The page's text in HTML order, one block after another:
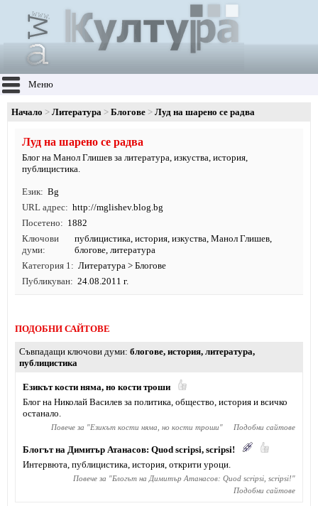
Меню
Начало Литература Блогове Луд на шарено се радва
Луд на шарено се радва
Блог на Манол Глишев за литература, изкуства, история,
публицистика.
Език
Bg
URL адрес
http://mglishev.blog.bg
Посетено
1882
Ключови
думи
публицистика,история,изкуства,Манол Глишев,
блогове,литература
Категория 1
Литература > Блогове
Публикуван
24.08.2011 г.
ПОДОБНИ САЙТОВЕ
Съвпадащи ключови думи блогове, история, литература,
публицистика
Езикът кости няма, но кости троши
Блог на Николай Василев за политика, общество, история и всичко
останало.
Повече за "Езикът кости няма, но кости троши" Подобни сайтове
Блогът на Димитър Атанасов: Quod scripsi, scripsi!
Интервюта, публицистика, история, открити уроци.
Повече за "Блогът на Димитър Атанасов: Quod scripsi, scripsi!"
Подобни сайтове